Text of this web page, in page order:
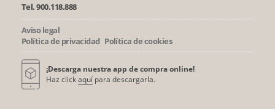
Tel. 900.118.888
Aviso legal
Política de privacidad Política de cookies
¡Descarga nuestra app de compra online!
Haz clickaquí para descargarla.